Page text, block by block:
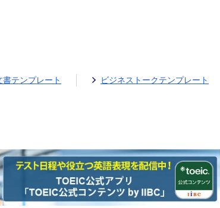
書テンプレート ビジネストークテンプレート